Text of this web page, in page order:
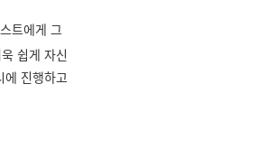
트에게 그
쉽게 자신
에 진행하고